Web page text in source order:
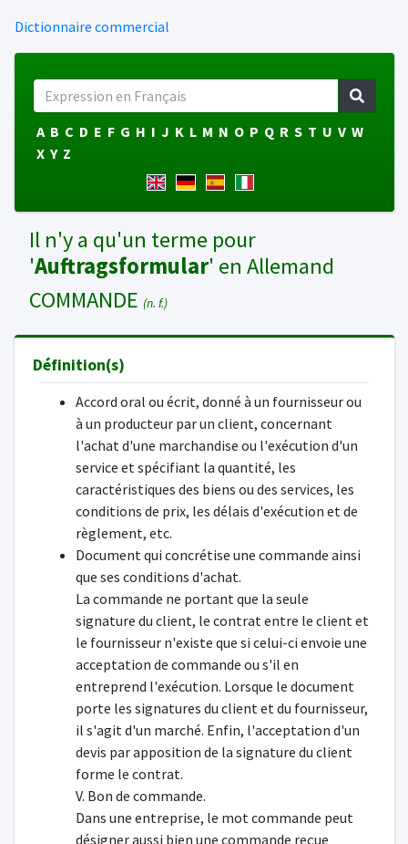
Dictionnaire commercial
A B C D E F G H I J K L M N O P Q R S T U V W
X Y Z
Il n'y a qu'un terme pour
'Auftragsformular' en Allemand
COMMANDE (n. f.)
Définition(s)
Accord oral ou écrit, donné à un fournisseur ou
à un producteur par un client, concernant
l'achat d'une marchandise ou l'exécution d'un
service et spécifiant la quantité, les
caractéristiques des biens ou des services, les
conditions de prix, les délais d'exécution et de
règlement, etc.
Document qui concrétise une commande ainsi
que ses conditions d'achat.
La commande ne portant que la seule
signature du client, le contrat entre le client et
le fournisseur n'existe que si celui-ci envoie une
acceptation de commande ou s'il en
entreprend l'exécution. Lorsque le document
porte les signatures du client et du fournisseur,
il s'agit d'un marché. Enfin, l'acceptation d'un
devis par apposition de la signature du client
forme le contrat.
V. Bon de commande.
Dans une entreprise, le mot commande peut
désigner aussi bien une commande reçue